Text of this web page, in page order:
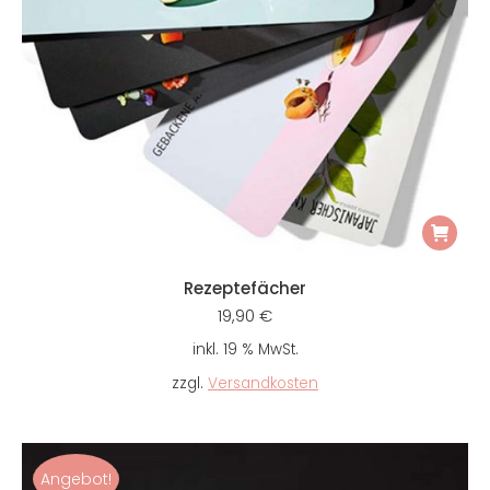
Rezeptefächer
19,90 €
inkl. 19 % MwSt.
zzgl. Versandkosten
Angebot!